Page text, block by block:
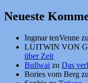
Neueste
Ingmar tenVenne zu
LUITWIN VON
über Zeit
Bullwai zu Das
Bories vom Berg zu